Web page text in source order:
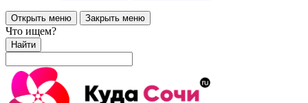
Открыть меню Закрыть меню
Что ищем?
Найти